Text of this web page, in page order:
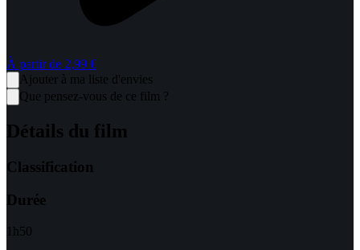
À partir de 2,99 €
Ajouter à ma liste d'envies
Que pensez-vous de ce film ?
Détails du film
Classification
Durée
1 h50